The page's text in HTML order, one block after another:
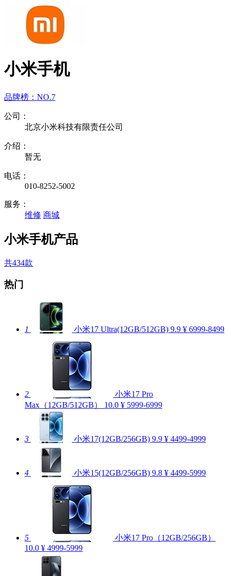
小米手机
品牌榜： NO.7
公司：
北京小米科技有限责任公司
介绍：
暂无
电话：
010-8252-5002
服务：
维修 商城
小米手机产品
共434款
热门
1 小米17 Ultra(12GB/512GB) 9.9 ¥ 6999-8499
2
小米17 Pro
Max（12GB/512GB）
10.0 ¥ 5999-6999
3 小米17(12GB/256GB) 9.9 ¥ 4499-4999
4 小米15(12GB/256GB) 9.8 ¥ 4499-5999
5
小米17 Pro（12GB/256GB）
10.0 ¥ 4999-5999